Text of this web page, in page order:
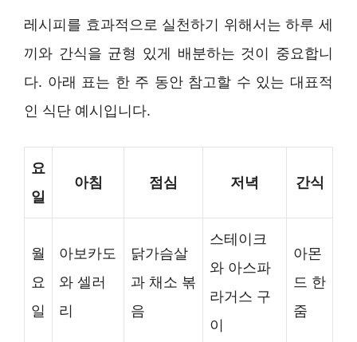
레시피를 효과적으로 실천하기 위해서는 하루 세
끼와 간식을 균형 있게 배분하는 것이 중요합니
다. 아래 표는 한 주 동안 참고할 수 있는 대표적
인 식단 예시입니다.
요
일
아침 점심 저녁 간식
월
요
일
아보카도
와 셀러
리
닭가슴살
과 채소 볶
음
스테이크
와 아스파
라거스 구
이
아몬
드 한
줌